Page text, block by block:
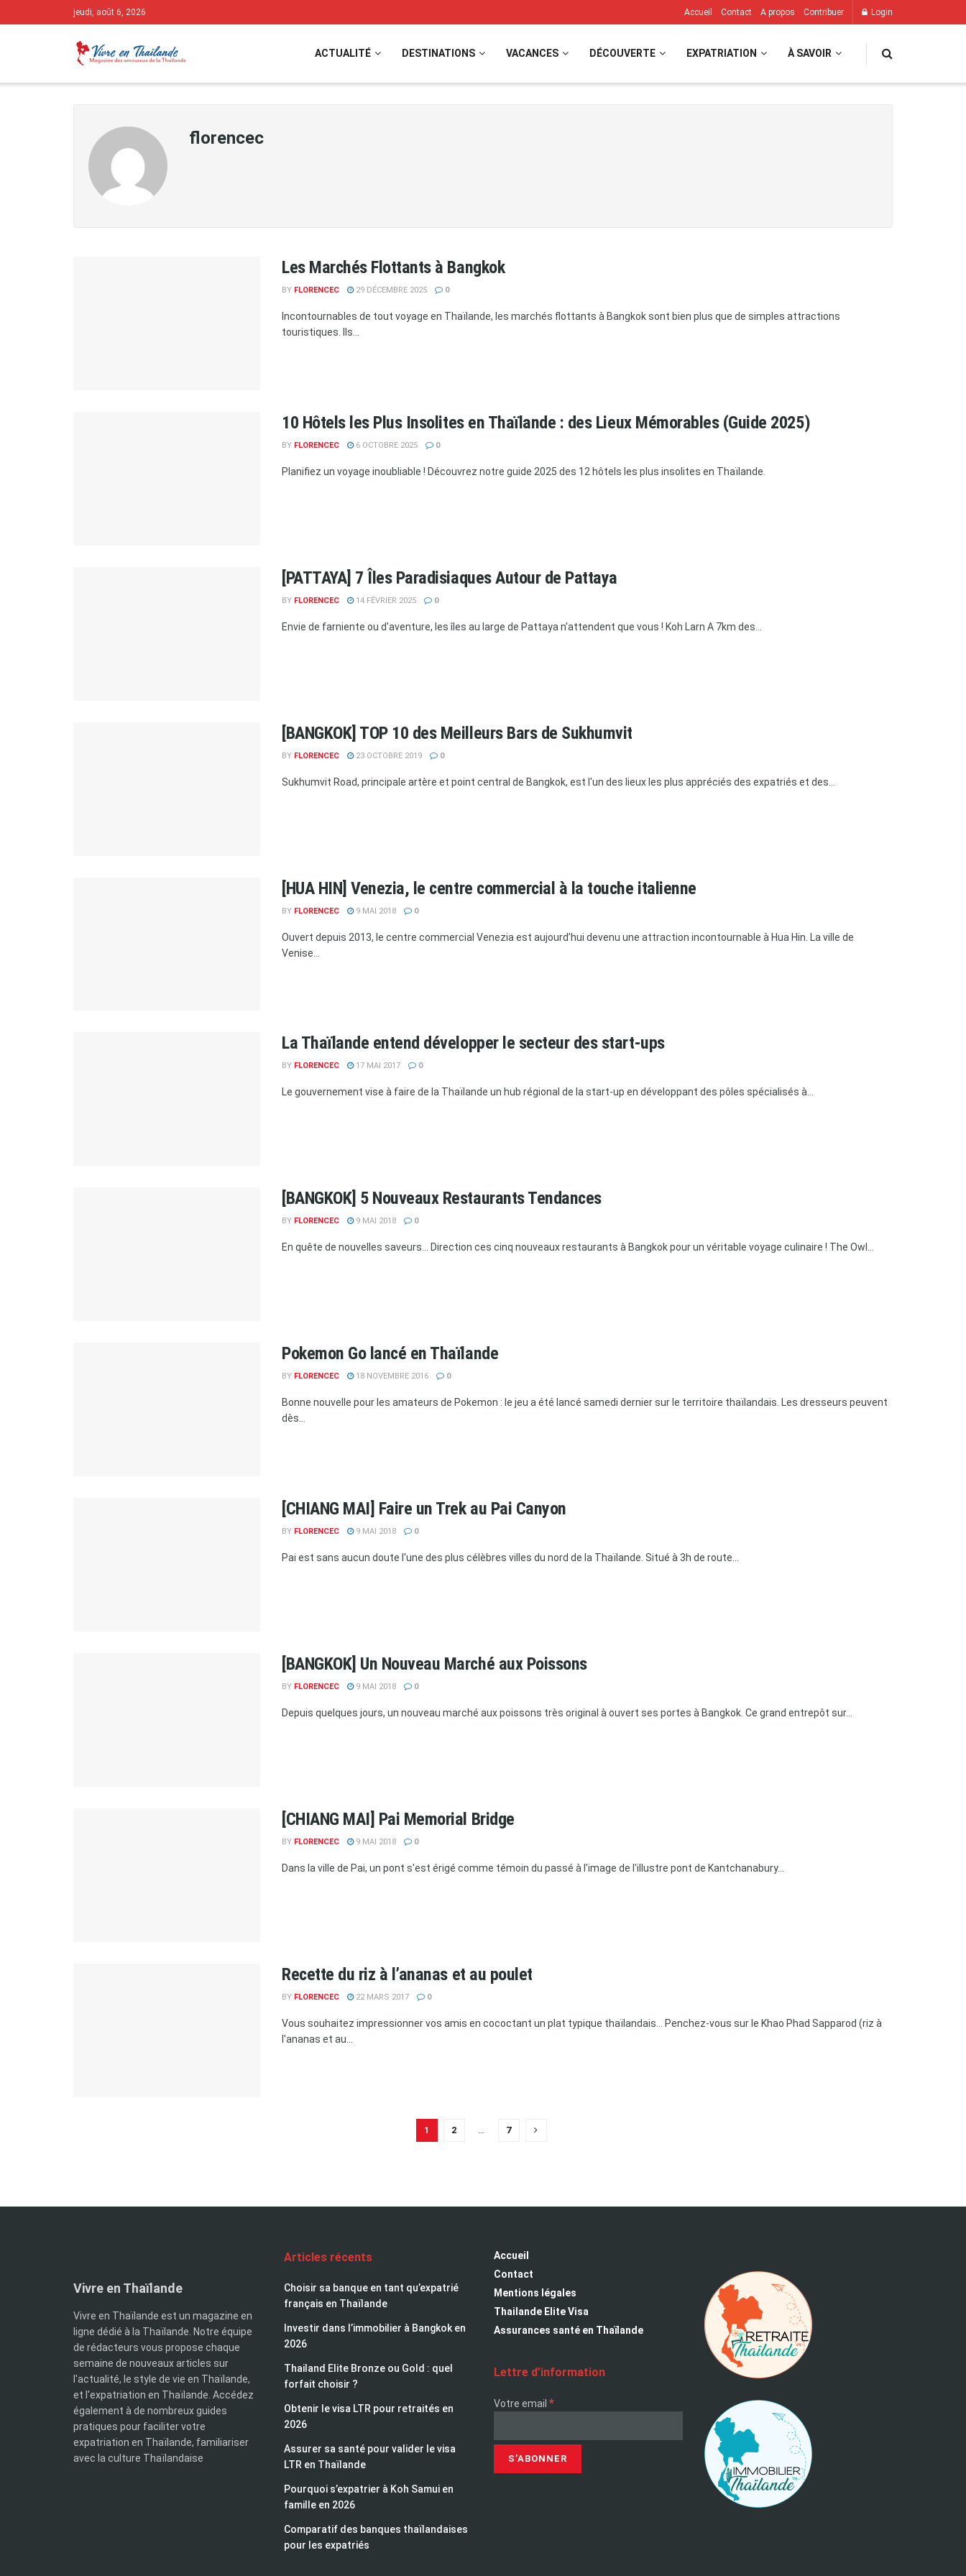
jeudi, août 6, 2026 Accueil Contact A propos Contribuer Login
ACTUALITÉ DESTINATIONS VACANCES DÉCOUVERTE EXPATRIATION À SAVOIR
florencec
Les Marchés Flottants à Bangkok
BY FLORENCEC 29 DÉCEMBRE 2025 0
Incontournables de tout voyage en Thaïlande, les marchés flottants à Bangkok sont bien plus que de simples attractions
touristiques. Ils...
10 Hôtels les Plus Insolites en Thaïlande : des Lieux Mémorables (Guide 2025)
BY FLORENCEC 6 OCTOBRE 2025 0
Planifiez un voyage inoubliable ! Découvrez notre guide 2025 des 12 hôtels les plus insolites en Thaïlande.
[PATTAYA] 7 Îles Paradisiaques Autour de Pattaya
BY FLORENCEC 14 FÉVRIER 2025 0
Envie de farniente ou d'aventure, les îles au large de Pattaya n'attendent que vous ! Koh Larn A 7km des...
[BANGKOK] TOP 10 des Meilleurs Bars de Sukhumvit
BY FLORENCEC 23 OCTOBRE 2019 0
Sukhumvit Road, principale artère et point central de Bangkok, est l'un des lieux les plus appréciés des expatriés et des...
[HUA HIN] Venezia, le centre commercial à la touche italienne
BY FLORENCEC 9 MAI 2018 0
Ouvert depuis 2013, le centre commercial Venezia est aujourd’hui devenu une attraction incontournable à Hua Hin. La ville de
Venise...
La Thaïlande entend développer le secteur des start-ups
BY FLORENCEC 17 MAI 2017 0
Le gouvernement vise à faire de la Thaïlande un hub régional de la start-up en développant des pôles spécialisés à...
[BANGKOK] 5 Nouveaux Restaurants Tendances
BY FLORENCEC 9 MAI 2018 0
En quête de nouvelles saveurs... Direction ces cinq nouveaux restaurants à Bangkok pour un véritable voyage culinaire ! The Owl...
Pokemon Go lancé en Thaïlande
BY FLORENCEC 18 NOVEMBRE 2016 0
Bonne nouvelle pour les amateurs de Pokemon : le jeu a été lancé samedi dernier sur le territoire thaïlandais. Les dresseurs peuvent
dès...
[CHIANG MAI] Faire un Trek au Pai Canyon
BY FLORENCEC 9 MAI 2018 0
Pai est sans aucun doute l'une des plus célèbres villes du nord de la Thaïlande. Situé à 3h de route...
[BANGKOK] Un Nouveau Marché aux Poissons
BY FLORENCEC 9 MAI 2018 0
Depuis quelques jours, un nouveau marché aux poissons très original à ouvert ses portes à Bangkok. Ce grand entrepôt sur...
[CHIANG MAI] Pai Memorial Bridge
BY FLORENCEC 9 MAI 2018 0
Dans la ville de Pai, un pont s'est érigé comme témoin du passé à l'image de l'illustre pont de Kantchanabury...
Recette du riz à l’ananas et au poulet
BY FLORENCEC 22 MARS 2017 0
Vous souhaitez impressionner vos amis en cococtant un plat typique thaïlandais... Penchez-vous sur le Khao Phad Sapparod (riz à
l'ananas et au...
1 2 7
Vivre en Thaïlande
Vivre en Thaïlande est un magazine en
ligne dédié à la Thaïlande. Notre équipe
de rédacteurs vous propose chaque
semaine de nouveaux articles sur
l'actualité, le style de vie en Thaïlande,
et l'expatriation en Thaïlande. Accédez
également à de nombreux guides
pratiques pour faciliter votre
expatriation en Thaïlande, familiariser
avec la culture Thaïlandaise
Articles récents
Choisir sa banque en tant qu’expatrié
français en Thaïlande
Investir dans l’immobilier à Bangkok en
2026
Thailand Elite Bronze ou Gold : quel
forfait choisir ?
Obtenir le visa LTR pour retraités en
2026
Assurer sa santé pour valider le visa
LTR en Thaïlande
Pourquoi s’expatrier à Koh Samui en
famille en 2026
Comparatif des banques thaïlandaises
pour les expatriés
Accueil
Contact
Mentions légales
Thailande Elite Visa
Assurances santé en Thaïlande
Lettre d’information
Votre email *